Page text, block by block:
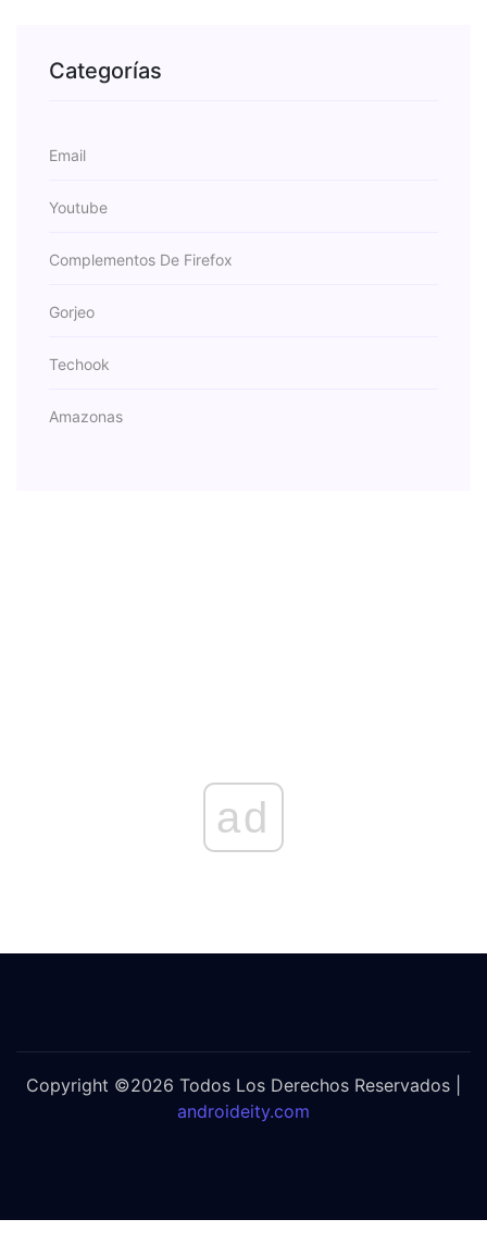
Categorías
Email
Youtube
Complementos De Firefox
Gorjeo
Techook
Amazonas
ad
Copyright ©2026 Todos Los Derechos Reservados |
androideity.com